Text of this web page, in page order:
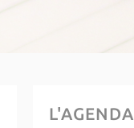
L'AGENDA